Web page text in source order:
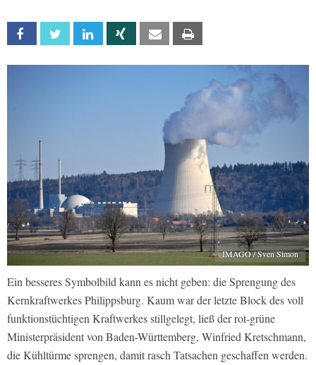
Facebook Twitter Linkedin Xing Email
IMAGO / Sven Simon
Ein besseres Symbolbild kann es nicht geben: die Sprengung des
Kernkraftwerkes Philippsburg. Kaum war der letzte Block des voll
funktionstüchtigen Kraftwerkes stillgelegt, ließ der rot-grüne
Ministerpräsident von Baden-Württemberg, Winfried Kretschmann,
die Kühltürme sprengen, damit rasch Tatsachen geschaffen werden.